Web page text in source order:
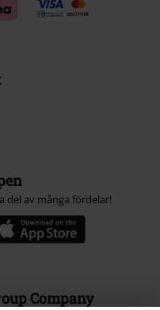
del av många fördelar!
Company